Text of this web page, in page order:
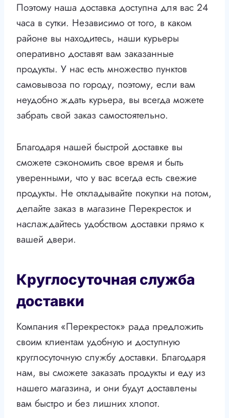
Поэтому наша доставка доступна для вас 24
часа в сутки. Независимо от того, в каком
районе вы находитесь, наши курьеры
оперативно доставят вам заказанные
продукты. У нас есть множество пунктов
самовывоза по городу, поэтому, если вам
неудобно ждать курьера, вы всегда можете
забрать свой заказ самостоятельно.
Благодаря нашей быстрой доставке вы
сможете сэкономить свое время и быть
уверенными, что у вас всегда есть свежие
продукты. Не откладывайте покупки на потом,
делайте заказ в магазине Перекресток и
наслаждайтесь удобством доставки прямо к
вашей двери.
Круглосуточная служба
доставки
Компания «Перекресток» рада предложить
своим клиентам удобную и доступную
круглосуточную службу доставки. Благодаря
нам, вы сможете заказать продукты и еду из
нашего магазина, и они будут доставлены
вам быстро и без лишних хлопот.